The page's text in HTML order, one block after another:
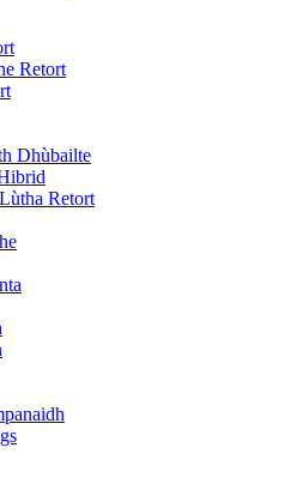
Retort
Dhùbailte
Retort